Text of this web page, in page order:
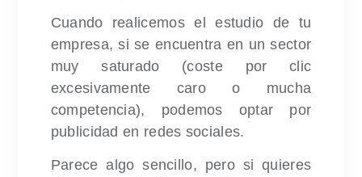
Cuando realicemos el estudio de tu
empresa, si se encuentra en un sector
muy saturado (coste por clic
excesivamente caro o mucha
competencia), podemos optar por
publicidad en redes sociales.
Parece algo sencillo, pero si quieres